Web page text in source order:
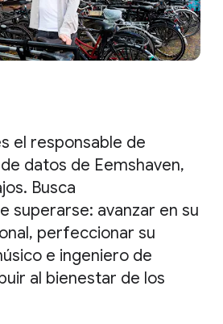
el responsable de
datos de Eemshaven,
Busca
superarse: avanzar en su
perfeccionar su
e ingeniero de
al bienestar de los